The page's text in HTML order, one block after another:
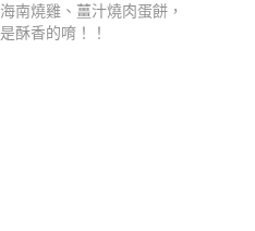
海南燒雞、薑汁燒肉蛋餅，
是酥香的唷！！